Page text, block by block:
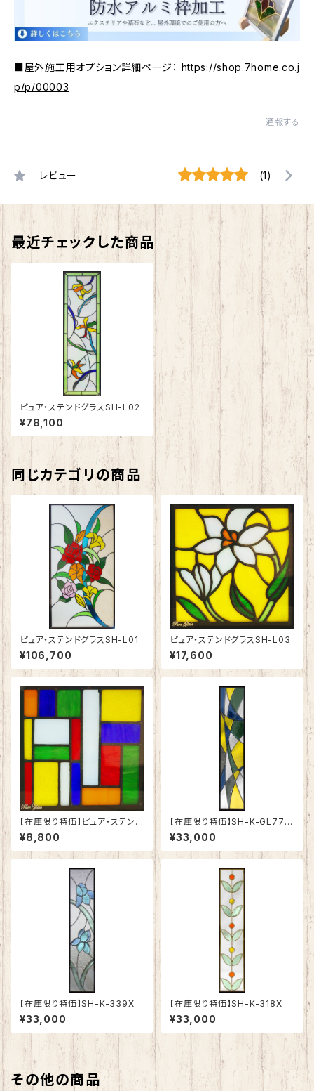
■屋外施工用オプション詳細ページ： https://shop.7home.co.j
p/p/00003
通報する
レビュー (1)
最近チェックした商品
ピュア・ステンドグラスSH-L02
¥78,100
同じカテゴリの商品
ピュア・ステンドグラスSH-L01
¥106,700
ピュア・ステンドグラスSH-L03
¥17,600
【在庫限り特価】ピュア・ステンド
グラスSH-L04
¥8,800
【在庫限り特価】SH-K-GL77B
K
¥33,000
【在庫限り特価】SH-K-339X
¥33,000
【在庫限り特価】SH-K-318X
¥33,000
その他の商品